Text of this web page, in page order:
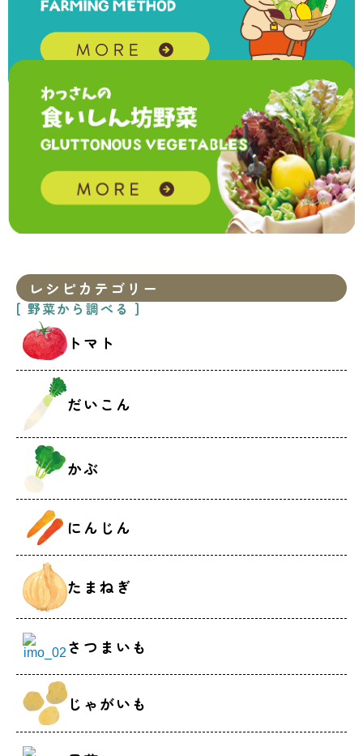
レシピカテゴリー
[ 野菜から調べる ]
トマト
だいこん
かぶ
にんじん
たまねぎ
さつまいも
じゃがいも